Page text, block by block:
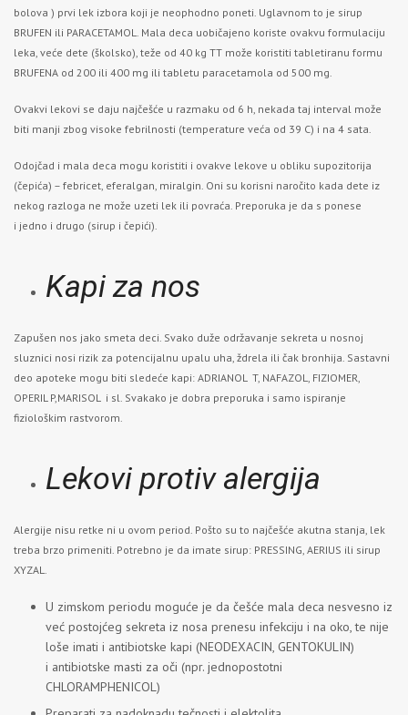
bolova ) prvi lek izbora koji je neophodno poneti. Uglavnom to je sirup
BRUFEN ili PARACETAMOL. Mala deca uobičajeno koriste ovakvu formulaciju
leka, veće dete (školsko), teže od 40 kg TT može koristiti tabletiranu formu
BRUFENA od 200 ili 400 mg ili tabletu paracetamola od 500 mg.
Ovakvi lekovi se daju najčešće u razmaku od 6 h, nekada taj interval može
biti manji zbog visoke febrilnosti (temperature veća od 39 C) i na 4 sata.
Odojčad i mala deca mogu koristiti i ovakve lekove u obliku supozitorija
(čepića) – febricet, eferalgan, miralgin. Oni su korisni naročito kada dete iz
nekog razloga ne može uzeti lek ili povraća. Preporuka je da s ponese
i jedno i drugo (sirup i čepići).
Kapi za nos
Zapušen nos jako smeta deci. Svako duže održavanje sekreta u nosnoj
sluznici nosi rizik za potencijalnu upalu uha, ždrela ili čak bronhija. Sastavni
deo apoteke mogu biti sledeće kapi: ADRIANOL T, NAFAZOL, FIZIOMER,
OPERIL P,MARISOL i sl. Svakako je dobra preporuka i samo ispiranje
fiziološkim rastvorom.
Lekovi protiv alergija
Alergije nisu retke ni u ovom period. Pošto su to najčešće akutna stanja, lek
treba brzo primeniti. Potrebno je da imate sirup: PRESSING, AERIUS ili sirup
XYZAL.
U zimskom periodu moguće je da češće mala deca nesvesno iz
već postojćeg sekreta iz nosa prenesu infekciju i na oko, te nije
loše imati i antibiotske kapi (NEODEXACIN, GENTOKULIN)
i antibiotske masti za oči (npr. jednopostotni
CHLORAMPHENICOL)